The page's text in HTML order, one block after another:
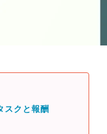
スクと報酬